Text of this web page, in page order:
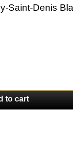
Saint-Denis
to cart